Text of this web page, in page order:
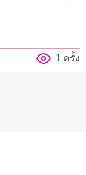
1 ครั้ง